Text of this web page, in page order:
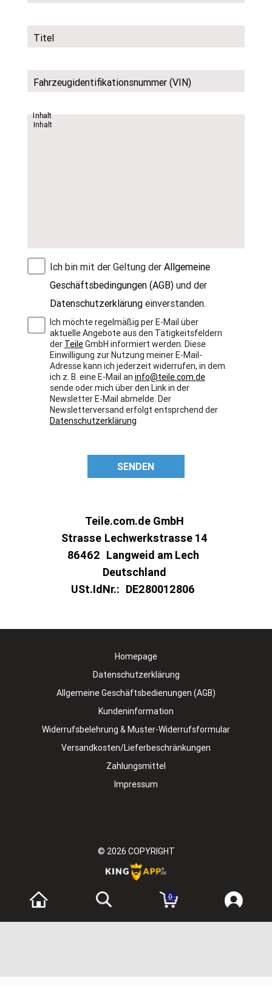
Titel
Fahrzeugidentifikationsnummer (VIN)
Inhalt
Ich bin mit der Geltung der Allgemeine
Geschäftsbedingungen (AGB)und der
Datenschutzerklärungeinverstanden.
Ich möchte regelmäßig per E-Mail über
aktuelle Angebote aus den Tätigkeitsfeldern
der TeileGmbH informiert werden. Diese
Einwilligung zur Nutzung meiner E-Mail-
Adresse kann ich jederzeit widerrufen, in dem
ich z. B. eine E-Mail an info@teile.com.de
sende oder mich über den Link in der
Newsletter E-Mail abmelde. Der
Newsletterversand erfolgt entsprchend der
Datenschutzerklärung
SENDEN
Teile.com.de GmbH
Strasse Lechwerkstrasse 14
86462 Langweid am Lech
Deutschland
USt.IdNr.: DE280012806
Homepage
Datenschutzerklärung
Allgemeine Geschäftsbedienungen (AGB)
Kundeninformation
Widerrufsbelehrung & Muster-Widerrufsformular
Versandkosten/Lieferbeschränkungen
Zahlungsmittel
Impressum
© 2026 COPYRIGHT
0